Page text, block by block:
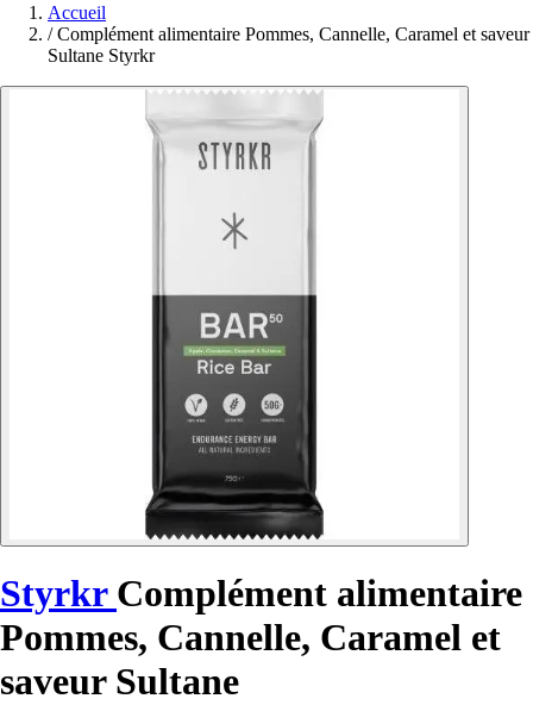
Accueil
/ Complément alimentaire Pommes, Cannelle, Caramel et saveur
Sultane Styrkr
Styrkr Complément alimentaire
Pommes, Cannelle, Caramel et
saveur Sultane